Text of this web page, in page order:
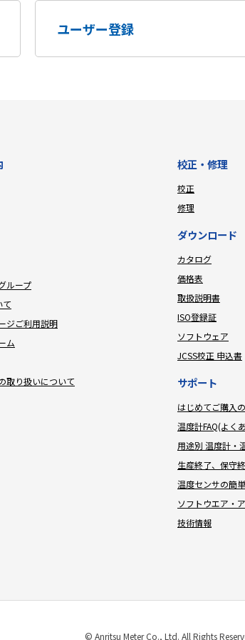
ユーザー登録
ループ
て
ジご利用説明
ム
取り扱いについて
校正・修理
校正
修理
ダウンロード
カタログ
価格表
取扱説明書
ISO登録証
ソフトウェア
JCSS校正 申込書
サポート
はじめてご購入
温度計FAQ(よく
用途別 温度計・
生産終了、保守
温度センサの簡
ソフトウエア・
技術情報
© Anritsu Meter Co., Ltd. All Rights